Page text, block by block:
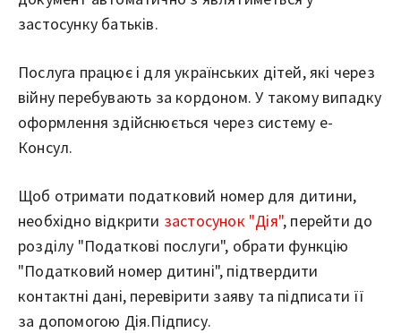
застосунку батьків.
Послуга працює і для українських дітей, які через
війну перебувають за кордоном. У такому випадку
оформлення здійснюється через систему е-
Консул.
Щоб отримати податковий номер для дитини,
необхідно відкрити застосунок "Дія", перейти до
розділу "Податкові послуги", обрати функцію
"Податковий номер дитині", підтвердити
контактні дані, перевірити заяву та підписати її
за допомогою Дія.Підпису.